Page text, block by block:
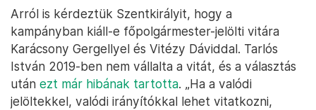
Arról is kérdeztük Szentkirályit, hogy a
kampányban kiáll-e főpolgármester-jelölti vitára
Karácsony Gergellyel és Vitézy Dáviddal. Tarlós
István 2019-ben nem vállalta a vitát, és a választás
után ezt már hibának tartotta. „Ha a valódi
jelöltekkel, valódi irányítókkal lehet vitatkozni,